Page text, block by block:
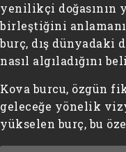
yenilikçi doğasının
birleştiğini
burç, dış dünyadaki
nasıl algıladığını
Kova burcu, özgün
geleceğe yönelik
yükselen burç, bu